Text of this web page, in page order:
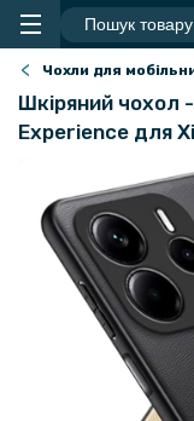
Чохли для
Шкіряний чохол
Experience для